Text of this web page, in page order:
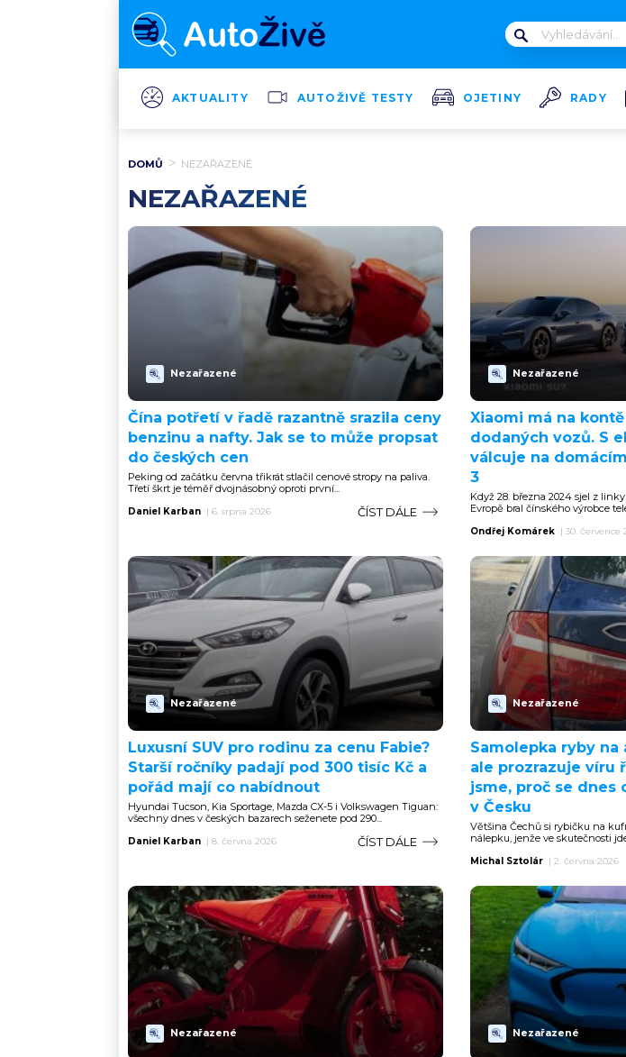
AKTUALITY AUTOŽIVĚ TESTY OJETINY RADY
DOMŮ NEZAŘAZENÉ
NEZAŘAZENÉ
Nezařazené
Čína potřetí v řadě razantně srazila ceny
benzinu a nafty. Jak se to může propsat
do českých cen
Peking od začátku června třikrát stlačil cenové stropy na paliva.
Třetí škrt je téměř dvojnásobný oproti první...
Daniel Karban | 6. srpna 2026 ČÍST DÁLE
Nezařazené
Xiaomi má na
dodaných vozů. S
válcuje na
3
Když 28. března 2024 sjel z
Evropě bral čínského výrobce
Ondřej Komárek | 30. července
Nezařazené
Luxusní SUV pro rodinu za cenu Fabie?
Starší ročníky padají pod 300 tisíc Kč a
pořád mají co nabídnout
Hyundai Tucson, Kia Sportage, Mazda CX-5 i Volkswagen Tiguan:
všechny dnes v českých bazarech seženete pod 290...
Daniel Karban | 8. června 2026 ČÍST DÁLE
Nezařazené
Samolepka ryby na
ale prozrazuje víru
jsme, proč se dnes
v Česku
Většina Čechů si rybičku na
nálepku, jenže ve skutečnosti
Michal Sztolár | 2. června 2026
Nezařazené Nezařazené